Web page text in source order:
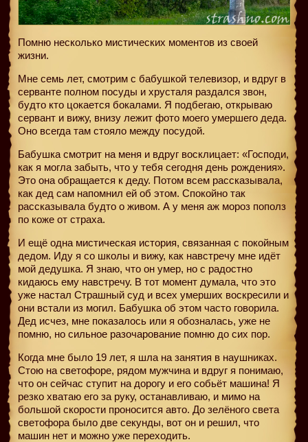
Помню несколько мистических моментов из своей
жизни.
Мне семь лет, смотрим с бабушкой телевизор, и вдруг в
серванте полном посуды и хрусталя раздался звон,
будто кто цокается бокалами. Я подбегаю, открываю
сервант и вижу, внизу лежит фото моего умершего деда.
Оно всегда там стояло между посудой.
Бабушка смотрит на меня и вдруг восклицает: «Господи,
как я могла забыть, что у тебя сегодня день рождения».
Это она обращается к деду. Потом всем рассказывала,
как дед сам напомнил ей об этом. Спокойно так
рассказывала будто о живом. А у меня аж мороз пополз
по коже от страха.
И ещё одна мистическая история, связанная с покойным
дедом. Иду я со школы и вижу, как навстречу мне идёт
мой дедушка. Я знаю, что он умер, но с радостно
кидаюсь ему навстречу. В тот момент думала, что это
уже настал Страшный суд и всех умерших воскресили и
они встали из могил. Бабушка об этом часто говорила.
Дед исчез, мне показалось или я обозналась, уже не
помню, но сильное разочарование помню до сих пор.
Когда мне было 19 лет, я шла на занятия в наушниках.
Стою на светофоре, рядом мужчина и вдруг я понимаю,
что он сейчас ступит на дорогу и его собьёт машина! Я
резко хватаю его за руку, останавливаю, и мимо на
большой скорости проносится авто. До зелёного света
светофора было две секунды, вот он и решил, что
машин нет и можно уже переходить.